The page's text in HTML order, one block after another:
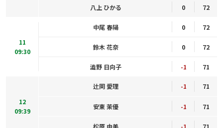
八上 ひかる 0 72
11
09:30
中尾 春陽 0 72
鈴木 花奈 0 72
澁野 日向子 -1 71
12
09:39
辻岡 愛理 -1 71
安東 茉優 -1 71
松原 由美 -1 71